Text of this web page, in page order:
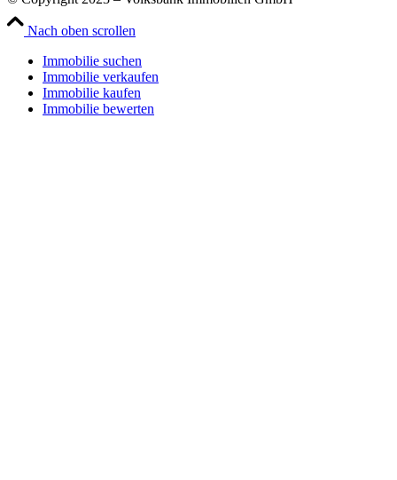
Nach oben scrollen
Immobilie suchen
Immobilie verkaufen
Immobilie kaufen
Immobilie bewerten